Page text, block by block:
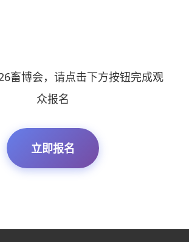
畜博会，请点击下方按钮完成观
众报名
立即报名